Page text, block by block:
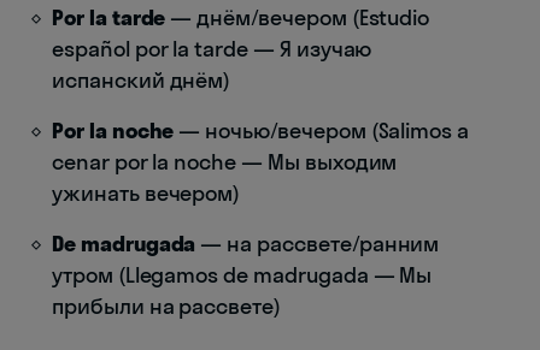
Por la tarde — днём/вечером (Estudio
español por la tarde — Я изучаю
испанский днём)
Por la noche — ночью/вечером (Salimos a
cenar por la noche — Мы выходим
ужинать вечером)
De madrugada — на рассвете/ранним
утром (Llegamos de madrugada — Мы
прибыли на рассвете)